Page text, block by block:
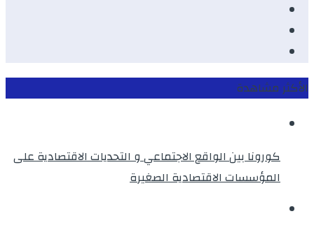
الأكثر مشاهدة
كورونا بين الواقع الاجتماعي و التحديات الاقتصادية على
المؤسسات الاقتصادية الصغيرة